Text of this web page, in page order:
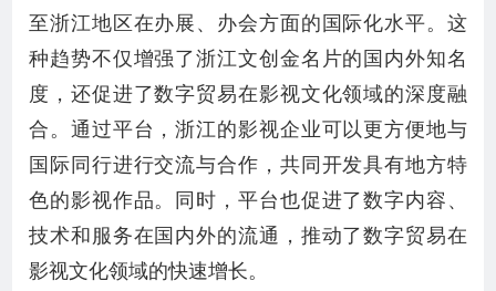
至浙江地区在办展、办会方面的国际化水平。这
种趋势不仅增强了浙江文创金名片的国内外知名
度，还促进了数字贸易在影视文化领域的深度融
合。通过平台，浙江的影视企业可以更方便地与
国际同行进行交流与合作，共同开发具有地方特
色的影视作品。同时，平台也促进了数字内容、
技术和服务在国内外的流通，推动了数字贸易在
影视文化领域的快速增长。